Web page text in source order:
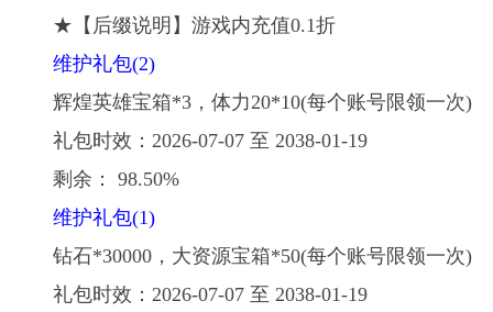
★【后缀说明】游戏内充值0.1折
维护礼包(2)
辉煌英雄宝箱*3，体力20*10(每个账号限领一次)
礼包时效：2026-07-07 至 2038-01-19
剩余： 98.50%
维护礼包(1)
钻石*30000，大资源宝箱*50(每个账号限领一次)
礼包时效：2026-07-07 至 2038-01-19